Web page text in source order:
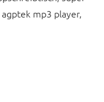
mp3 player,